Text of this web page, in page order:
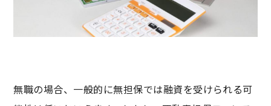
無職の場合、一般的に無担保では融資を受けられる可